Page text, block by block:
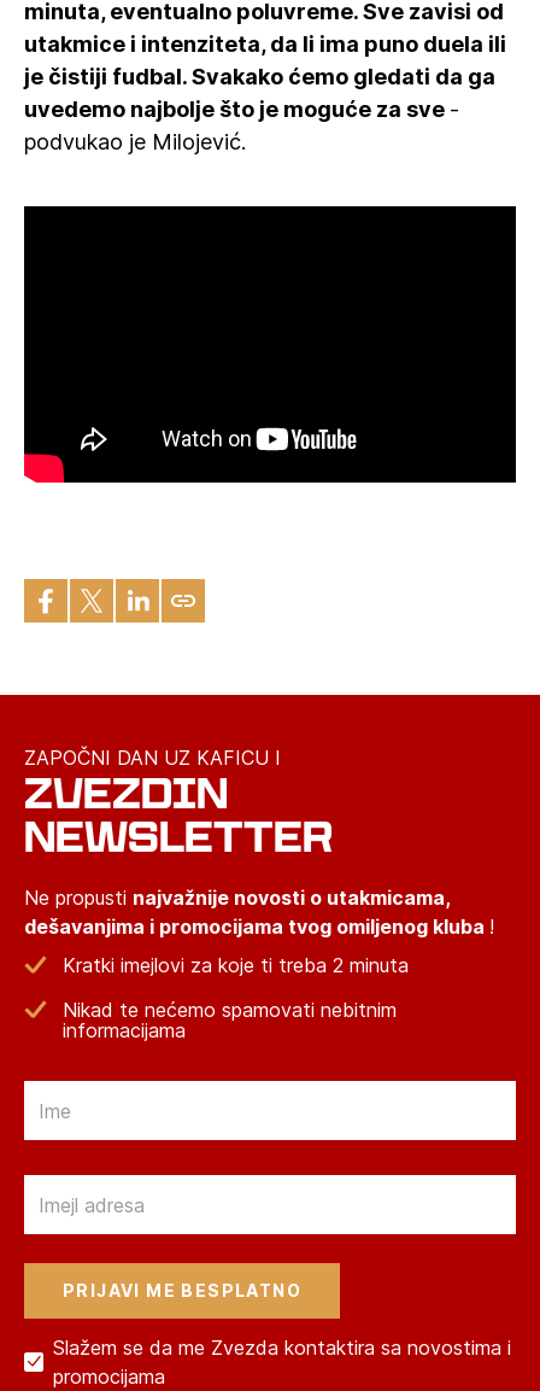
minuta, eventualno poluvreme. Sve zavisi od
utakmice i intenziteta, da li ima puno duela ili
je čistiji fudbal. Svakako ćemo gledati da ga
uvedemo najbolje što je moguće za sve -
podvukao je Milojević.
ZAPOČNI DAN UZ KAFICU I
ZVEZDIN
NEWSLETTER
Ne propusti najvažnije novosti o utakmicama,
dešavanjima i promocijama tvog omiljenog kluba !
Kratki imejlovi za koje ti treba 2 minuta
Nikad te nećemo spamovati nebitnim
informacijama
Slažem se da me Zvezda kontaktira sa novostima i
promocijama